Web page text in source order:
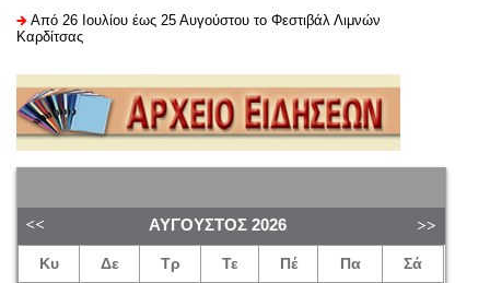
Από 26 Ιουλίου έως 25 Αυγούστου το Φεστιβάλ Λιμνών
Καρδίτσας
ΑΎΓΟΥΣΤΟΣ 2026
Κυ Δε Τρ Τε Πέ Πα Σά